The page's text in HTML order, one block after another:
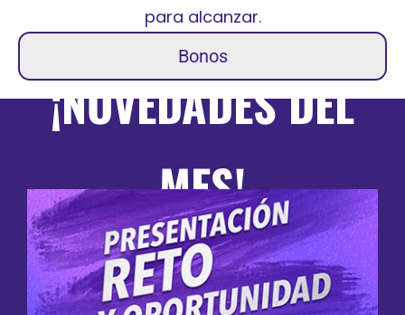
para alcanzar.
Bonos
¡NOVEDADES DEL
MES!